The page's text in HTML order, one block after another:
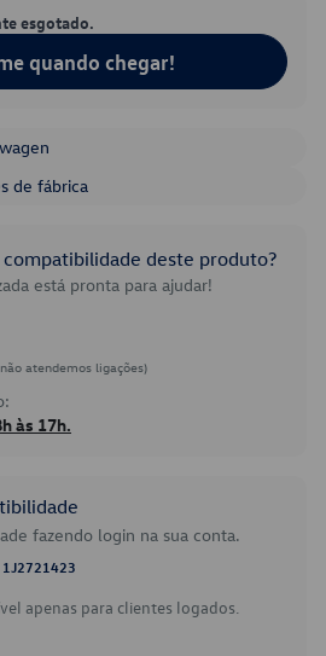
esgotado.
quando chegar!
de fábrica
compatibilidade deste produto?
está pronta para ajudar!
atendemos ligações)
às 17h.
fazendo login na sua conta.
1J2721423
apenas para clientes logados.